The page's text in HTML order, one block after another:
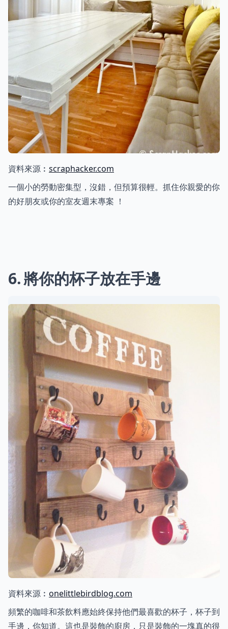
資料來源︰ scraphacker.com
一個小的勞動密集型，沒錯，但預算很輕。抓住你親愛的你
的好朋友或你的室友週末專案 ！
6 將你的杯子放在手邊
資料來源︰ onelittlebirdblog.com
頻繁的咖啡和茶飲料應始終保持他們最喜歡的杯子，杯子到
手邊，你知道。這也是裝飾的廚房，只是裝飾的一塊真的很